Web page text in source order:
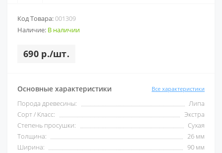
Код Товара:001309
Наличие: В наличии
690 р./шт.
Основные характеристики Все характеристики
Порода древесины:
Липа
Сорт / Класс:
Экстра
Степень просушки:
Сухая
Толщина:
26 мм
Ширина:
90 мм